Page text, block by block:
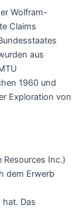
Wolfram-
Claims
aus
1960 und
Exploration von
Resources Inc.)
dem Erwerb
Das